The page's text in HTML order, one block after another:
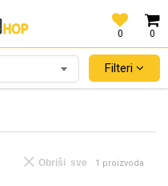
0
0
KARTICAMA!
Filteri
1 proizvoda
Obriši sve